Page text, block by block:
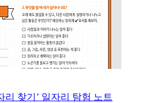
리 찾기’ 일자리 탐험 노트